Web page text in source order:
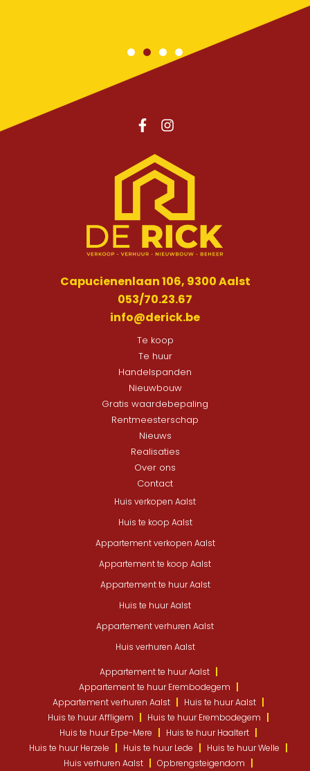
Capucienenlaan 106, 9300 Aalst
053/70.23.67
info@derick.be
Te koop
Te huur
Handelspanden
Nieuwbouw
Gratis waardebepaling
Rentmeesterschap
Nieuws
Realisaties
Over ons
Contact
Huis verkopen Aalst
Huis te koop Aalst
Appartement verkopen Aalst
Appartement te koop Aalst
Appartement te huur Aalst
Huis te huur Aalst
Appartement verhuren Aalst
Huis verhuren Aalst
Appartement te huur Aalst
Appartement te huur Erembodegem
Appartement verhuren Aalst
Huis te huur Aalst
Huis te huur Affligem
Huis te huur Erembodegem
Huis te huur Erpe-Mere
Huis te huur Haaltert
Huis te huur Herzele
Huis te huur Lede
Huis te huur Welle
Huis verhuren Aalst
Opbrengsteigendom